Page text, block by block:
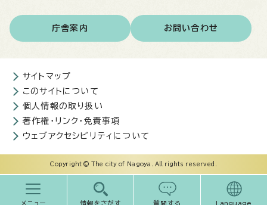
メニュー 情報をさがす 質問する Language
庁舎案内 お問い合わせ
サイトマップ
このサイトについて
個人情報の取り扱い
著作権・リンク・免責事項
ウェブアクセシビリティについて
Copyright © The city of Nagoya. All rights reserved.